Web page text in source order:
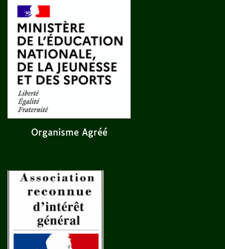
Organisme Agréé